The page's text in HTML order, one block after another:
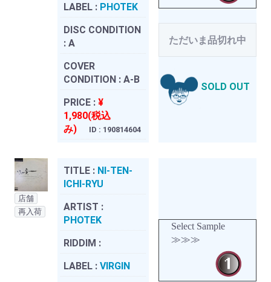
LABEL : PHOTEK
DISC CONDITION
: A
COVER
CONDITION : A-B
PRICE : ¥
1,980(税込
み)
ID : 190814604
ただいま品切れ中
SOLD OUT
店舗
再入荷
TITLE : NI-TEN-
ICHI-RYU
ARTIST :
PHOTEK
RIDDIM :
LABEL : VIRGIN
Select Sample
≫≫≫